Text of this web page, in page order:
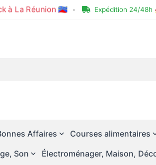
à La Réunion 🇷🇪 • Expédition 24/48h
Affaires Courses alimentaires
Son Électroménager, Maison,